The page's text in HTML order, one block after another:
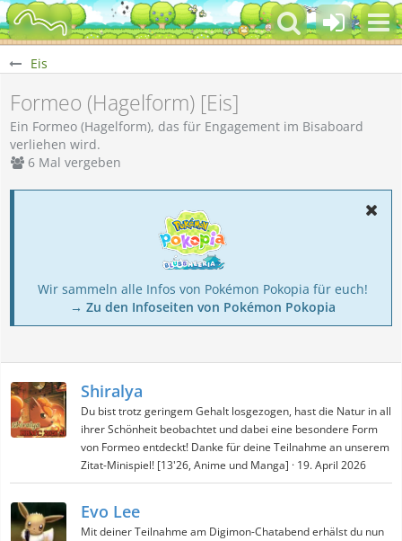
Eis
Formeo (Hagelform) [Eis]
Ein Formeo (Hagelform), das für Engagement im Bisaboard
verliehen wird.
6 Mal vergeben
Wir sammeln alle Infos von Pokémon Pokopia für euch!
→ Zu den Infoseiten von Pokémon Pokopia
Shiralya
Du bist trotz geringem Gehalt losgezogen, hast die Natur in all
ihrer Schönheit beobachtet und dabei eine besondere Form
von Formeo entdeckt! Danke für deine Teilnahme an unserem
Zitat-Minispiel! [13'26, Anime und Manga]
19. April 2026
Evo Lee
Mit deiner Teilnahme am Digimon-Chatabend erhälst du nun